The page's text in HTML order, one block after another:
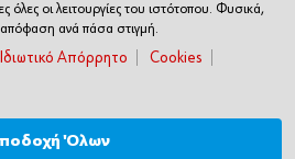
όλες οι λειτουργίες του ιστότοπου. Φυσικά,
απόφαση ανά πάσα στιγμή.
Ιδιωτικό Απόρρητο
Cookies
Όλων